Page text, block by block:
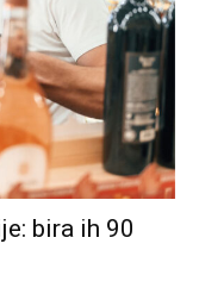
bira ih 90